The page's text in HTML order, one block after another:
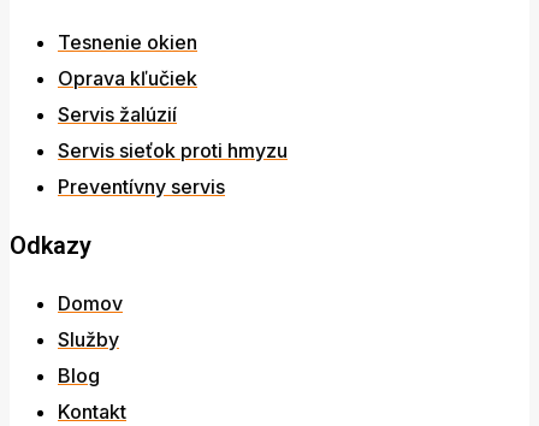
Tesnenie okien
Oprava kľučiek
Servis žalúzií
Servis sieťok proti hmyzu
Preventívny servis
Odkazy
Domov
Služby
Blog
Kontakt